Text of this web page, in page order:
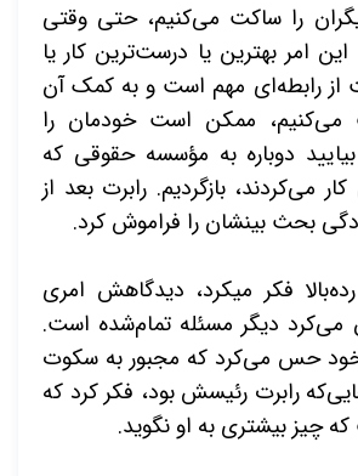
را ساکت می­‌کنیم، حتی وقتی
امر بهترین یا درست­‌ترین کار یا
از رابطه‌­ای مهم است و به کمک آن
می­‌کنیم، ممکن است خودمان را
دوباره به مؤسسه حقوقی که
می­‌کردند، بازگردیم. رابرت بعد از
بحث بینشان را فراموش کرد.
فکر می­کرد، دیدگاهش امری
دیگر مسئله تمام‌شده است.
خود حس می‌­کرد که مجبور به سکوت
رابرت رئیسش بود، فکر کرد که
چیز بیشتری به او نگوید.